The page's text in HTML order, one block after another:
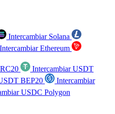
Intercambiar Solana
Intercambiar Ethereum
Intercambiar USDT
BEP20
Intercambiar
USDC Polygon